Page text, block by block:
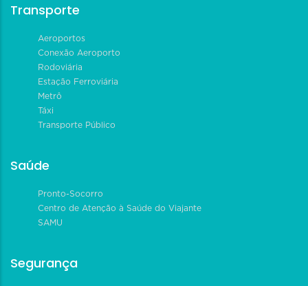
Transporte
Aeroportos
Conexão Aeroporto
Rodoviária
Estação Ferroviária
Metrô
Táxi
Transporte Público
Saúde
Pronto-Socorro
Centro de Atenção à Saúde do Viajante
SAMU
Segurança